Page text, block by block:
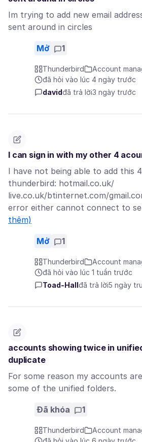
Im trying to add new email
sent around in circles
Mở 1
Thunderbird
Account
đã hỏi vào lúc 4 ngày trước
davidđã trả lời3 ngày trước
I can sign in with my other 4
I have not being able to add this
thunderbird: hotmail.co.uk/
live.co.uk/btinternet.com/
error either cannot connect to
thêm)
Mở 1
Thunderbird
Account
đã hỏi vào lúc 1 tuần trước
Toad-Hall đã trả lời5 ngày
accounts showing twice in
duplicate
For some reason my accounts
some of the unified folders.
Đã khóa 1
Thunderbird
Account